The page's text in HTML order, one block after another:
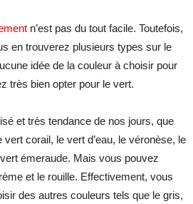
n’est pas du tout facile. Toutefois,
en trouverez plusieurs types sur le
idée de la couleur à choisir pour
très bien opter pour le vert.
et très tendance de nos jours, que
corail, le vert d’eau, le véronèse, le
émeraude. Mais vous pouvez
et le rouille. Effectivement, vous
des autres couleurs tels que le gris,